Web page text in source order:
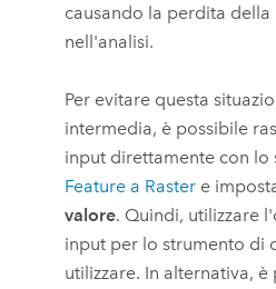
causando la perdita
nell'analisi.
Per evitare questa
intermedia, è possibile
input direttamente con lo
Feature a Raster e
valore. Quindi, utilizzare
input per lo strumento di
utilizzare. In alternativa,